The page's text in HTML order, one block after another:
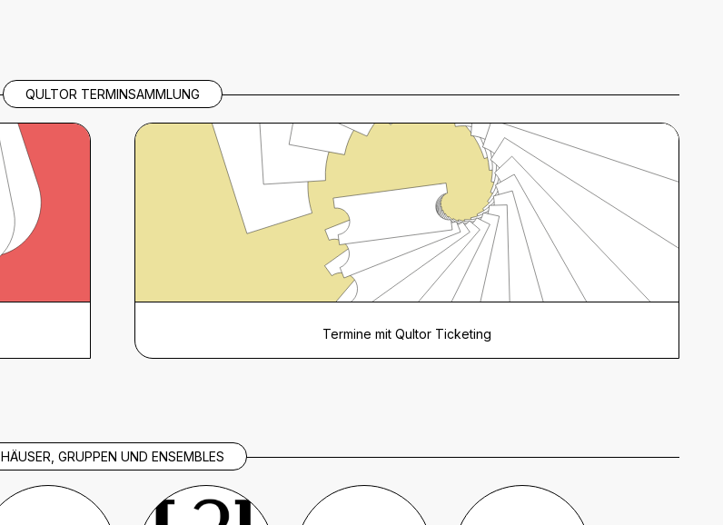
QULTOR TERMINSAMMLUNG
Termine mit Qultor Ticketing
HÄUSER, GRUPPEN UND ENSEMBLES